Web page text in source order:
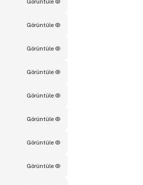
Görüntüle
Görüntüle
Görüntüle
Görüntüle
Görüntüle
Görüntüle
Görüntüle